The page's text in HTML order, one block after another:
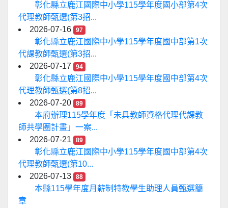
彰化縣立鹿江國際中小學115學年度國小部第4次
代理教師甄選(第3招...
2026-07-16
97
彰化縣立鹿江國際中小學115學年度國中部第1次
代課教師甄選(第3招...
2026-07-17
94
彰化縣立鹿江國際中小學115學年度國中部第4次
代理教師甄選(第8招...
2026-07-20
89
本府辦理115學年度「未具教師資格代理代課教
師共學圈計畫」一案...
2026-07-21
89
彰化縣立鹿江國際中小學115學年度國中部第4次
代理教師甄選(第10...
2026-07-13
88
本縣115學年度月薪制特教學生助理人員甄選簡
章